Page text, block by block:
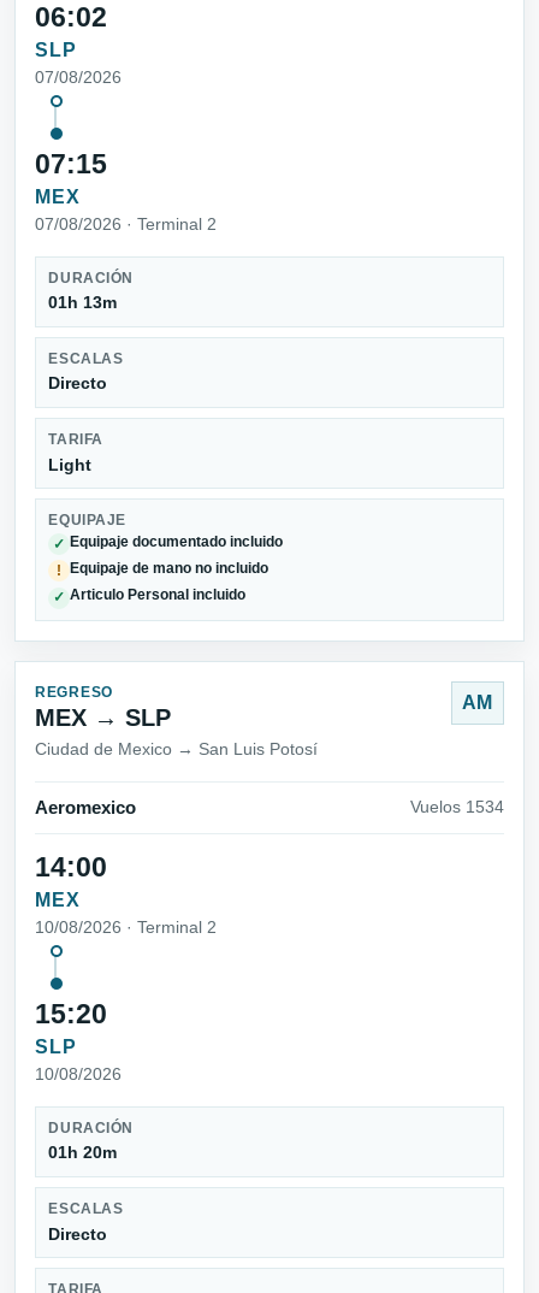
06:02
SLP
07/08/2026
07:15
MEX
07/08/2026 · Terminal 2
DURACIÓN
01h 13m
ESCALAS
Directo
TARIFA
Light
EQUIPAJE
✓ Equipaje documentado incluido
! Equipaje de mano no incluido
✓ Articulo Personal incluido
REGRESO
MEX → SLP
Ciudad de Mexico → San Luis Potosí
AM
Aeromexico Vuelos 1534
14:00
MEX
10/08/2026 · Terminal 2
15:20
SLP
10/08/2026
DURACIÓN
01h 20m
ESCALAS
Directo
TARIFA